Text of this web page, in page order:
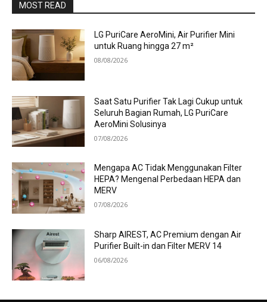
MOST READ
LG PuriCare AeroMini, Air Purifier Mini
untuk Ruang hingga 27 m²
08/08/2026
Saat Satu Purifier Tak Lagi Cukup untuk
Seluruh Bagian Rumah, LG PuriCare
AeroMini Solusinya
07/08/2026
Mengapa AC Tidak Menggunakan Filter
HEPA? Mengenal Perbedaan HEPA dan
MERV
07/08/2026
Sharp AIREST, AC Premium dengan Air
Purifier Built-in dan Filter MERV 14
06/08/2026